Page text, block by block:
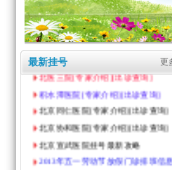
更
最新挂号
北医三院[专家介绍][出诊查询]
积水潭医院[专家介绍][出诊查询]
北京同仁医院[专家介绍][出诊查询]
北京协和医院[专家介绍][出诊查询]
北京宣武医院挂号最新攻略
2013年五一劳动节放假门诊排班信息
北京网上预约挂号统一平台重要通